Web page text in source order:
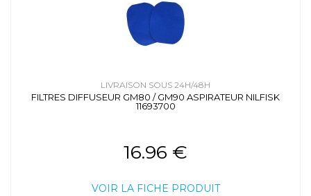
LIVRAISON SOUS 24H/48H
FILTRES DIFFUSEUR GM80 / GM90 ASPIRATEUR NILFISK
11693700
16.96 €
VOIR LA FICHE PRODUIT